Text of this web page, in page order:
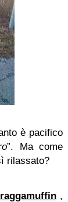
è pacifico
”. Ma come
rilassato?
raggamuffin ,